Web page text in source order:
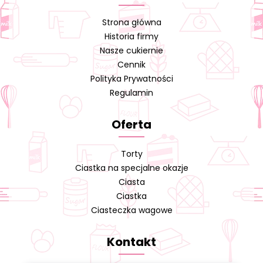
Strona główna
Historia firmy
Nasze cukiernie
Cennik
Polityka Prywatności
Regulamin
Oferta
Torty
Ciastka na specjalne okazje
Ciasta
Ciastka
Ciasteczka wagowe
Kontakt